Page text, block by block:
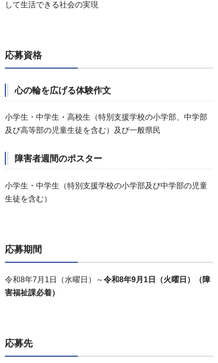
して生活できる社会の実現
応募資格
心の輪を広げる体験作文
小学生・中学生・高校生（特別支援学校の小学部、中学部
及び高等部の児童生徒を含む）及び一般県民
障害者週間のポスター
小学生・中学生（特別支援学校の小学部及び中学部の児童
生徒を含む）
応募期間
令和8年7月1日（水曜日）～令和8年9月1日（火曜日）（障
害福祉課必着）
応募先